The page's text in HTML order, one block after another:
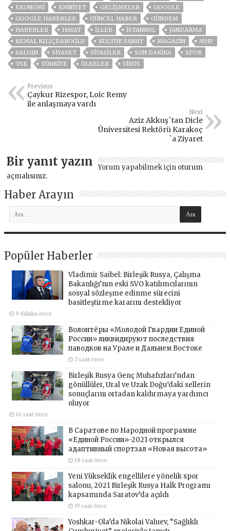
EKONOMİ
EMNİYET GELIŞMELER
GOOGLE
GOOGLE HABERLER
GÜNCEL HABER
GÜNDEM
HABERLER
HAYAT İLLER ISTANBUL
JANDARMA
KEMAL KILIÇDAROĞLU
KÜLTÜR SANAT MAGAZİN
MHP
SALGIN
SİYASET SİYASİLER SON DAKIKA
SPOR
TSK
TÜRKİYE ÜLKELER VIRÜS
Previous
Çaykur Rizespor, Loic Remy
ile anlaşmaya vardı
Next
Aziz Akkuş`tan Dicle
Üniversitesi Rektörü Karakoç
`a Ziyaret
Bir yanıt yazın Yorum yapabilmek için oturum
açmalısınız.
Haber Arayın
Popüler Haberler
Vladimir Saibel: Birleşik Rusya, Çalışma
Bakanlığı’nın eski SVO katılımcılarının
sosyal sözleşme edinme sürecini
basitleştirme kararını destekliyor
9 dakika önce
Волонтёры «Молодой Гвардии Единой
России» ликвидируют последствия
паводков на Урале и Дальнем Востоке
7 saat önce
Birleşik Rusya Genç Muhafızları’ndan
gönüllüler, Ural ve Uzak Doğu’daki sellerin
sonuçlarını ortadan kaldırmaya yardımcı
oluyor
10 saat önce
В Саратове по Народной программе
«Единой России»-2021 открылся
адаптивный спортзал «Новая высота»
18 saat önce
Yeni Yükseklik engellilere yönelik spor
salonu, 2021 Birleşik Rusya Halk Programı
kapsamında Saratov’da açıldı
19 saat önce
Yoshkar-Ola’da Nikolai Valuev, “Sağlıklı